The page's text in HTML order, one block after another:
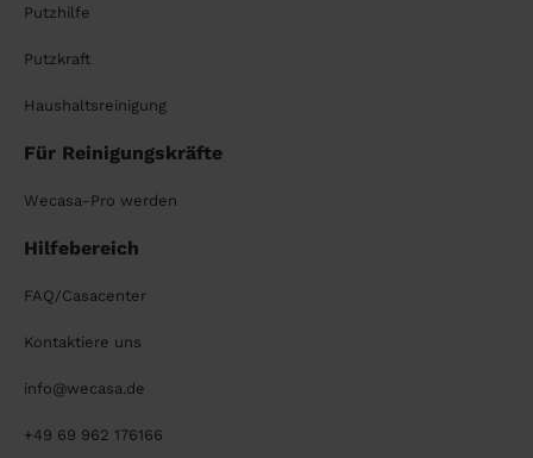
Putzhilfe
Putzkraft
Haushaltsreinigung
Für Reinigungskräfte
Wecasa-Pro werden
Hilfebereich
FAQ/Casacenter
Kontaktiere uns
info@wecasa.de
+49 69 962 176166